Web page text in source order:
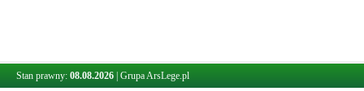
Stan prawny: 08.08.2026 Grupa ArsLege.pl